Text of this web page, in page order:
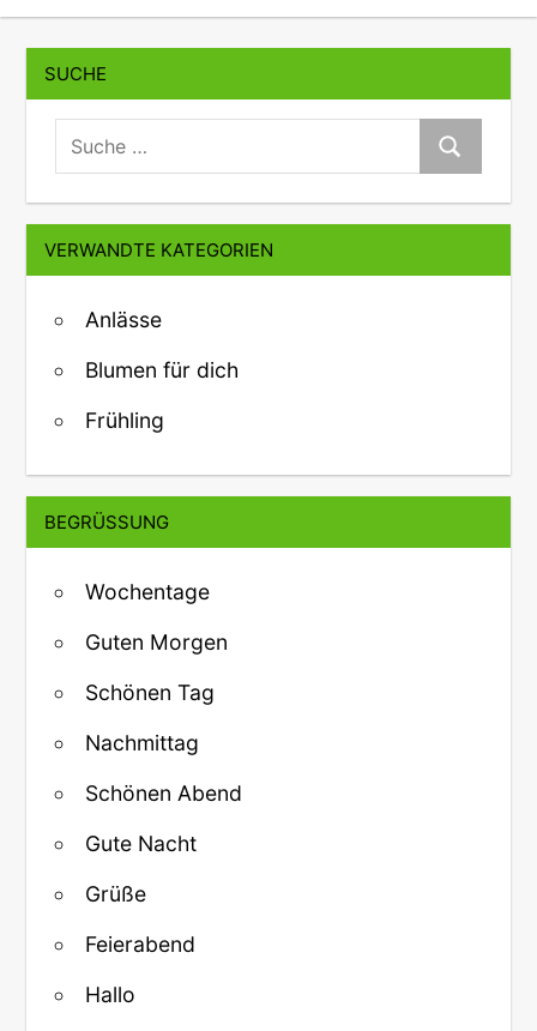
SUCHE
suche:
Suche
VERWANDTE KATEGORIEN
Anlässe
Blumen für dich
Frühling
BEGRÜSSUNG
Wochentage
Guten Morgen
Schönen Tag
Nachmittag
Schönen Abend
Gute Nacht
Grüße
Feierabend
Hallo